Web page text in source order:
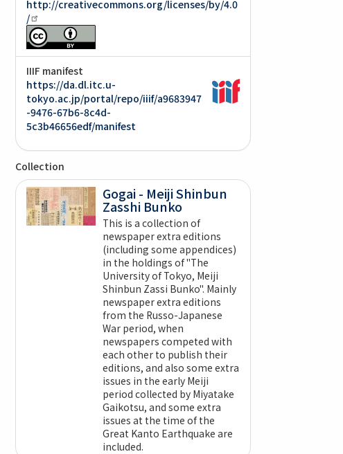
http://creativecommons.org/licenses/by/4.0
/
IIIF manifest
https://da.dl.itc.u-
tokyo.ac.jp/portal/repo/iiif/a9683947
-9476-67b6-8c4d-
5c3b46656edf/manifest
Collection
Gogai - Meiji Shinbun
Zasshi Bunko
This is a collection of
newspaper extra editions
(including some appendices)
in the holdings of "The
University of Tokyo, Meiji
Shinbun Zassi Bunko". Mainly
newspaper extra editions
from the Russo-Japanese
War period, when
newspapers competed with
each other to publish their
editions, and also some extra
issues in the early Meiji
period collected by Miyatake
Gaikotsu, and some extra
issues at the time of the
Great Kanto Earthquake are
included.